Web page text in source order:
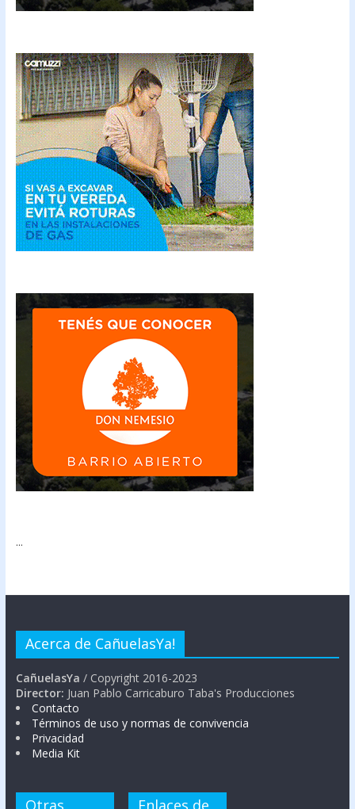
...
Acerca de CañuelasYa!
CañuelasYa / Copyright 2016-2023
Director: Juan Pablo Carricaburo Taba's Producciones
Contacto
Términos de uso y normas de convivencia
Privacidad
Media Kit
Otras Enlaces de